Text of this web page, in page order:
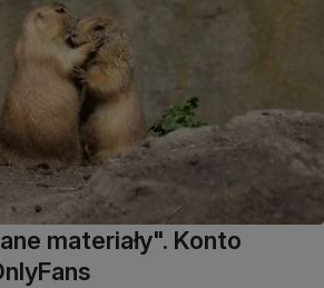
materiały". Konto